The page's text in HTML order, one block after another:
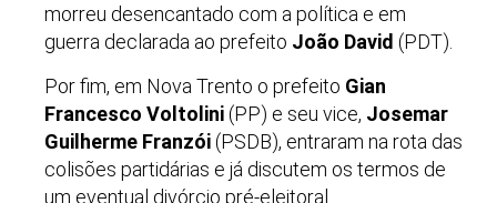
morreu desencantado com a política e em
guerra declarada ao prefeito João David (PDT).
Por fim, em Nova Trento o prefeito Gian
Francesco Voltolini (PP) e seu vice, Josemar
Guilherme Franzói (PSDB), entraram na rota das
colisões partidárias e já discutem os termos de
um eventual divórcio pré-eleitoral.